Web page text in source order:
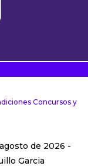
Concursos y
de 2026 -
Garcia